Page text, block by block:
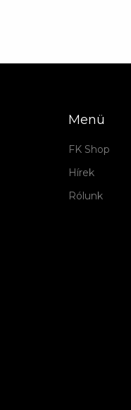
Menü
FK Shop
Hírek
Rólunk